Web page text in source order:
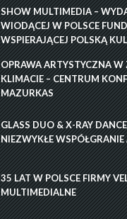
SHOW MULTIMEDIA –
WIODĄCEJ W POLSCE
WSPIERAJĄCEJ POLSKĄ
OPRAWA ARTYSTYCZNA
KLIMACIE – CENTRUM
MAZURKAS
GLASS DUO & X-RAY
NIEZWYKŁE
35 LAT W POLSCE FIRMY
MULTIMEDIALNE